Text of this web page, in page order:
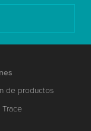
de productos